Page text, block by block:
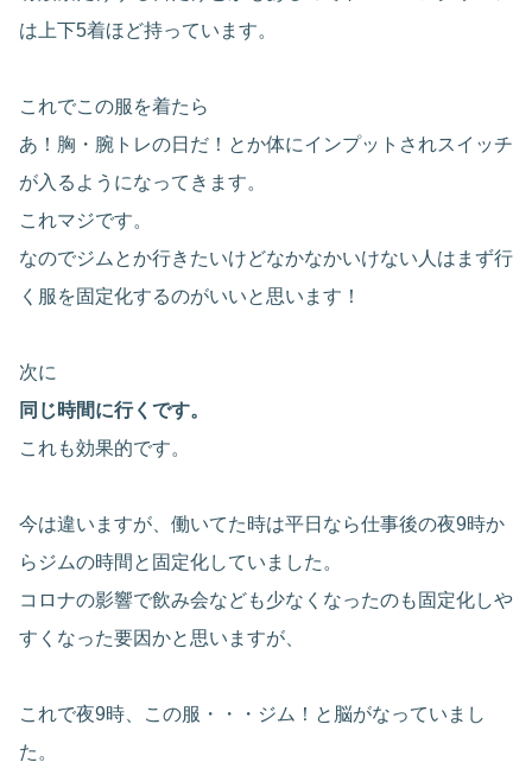
は上下5着ほど持っています。
これでこの服を着たら
あ！胸・腕トレの日だ！とか体にインプットされスイッチ
が入るようになってきます。
これマジです。
なのでジムとか行きたいけどなかなかいけない人はまず行
く服を固定化するのがいいと思います！
次に
同じ時間に行くです。
これも効果的です。
今は違いますが、働いてた時は平日なら仕事後の夜9時か
らジムの時間と固定化していました。
コロナの影響で飲み会なども少なくなったのも固定化しや
すくなった要因かと思いますが、
これで夜9時、この服・・・ジム！と脳がなっていまし
た。